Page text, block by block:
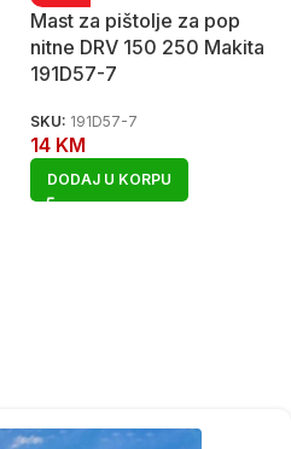
Mast za pištolje za pop
nitne DRV 150 250 Makita
191D57-7
SKU: 191D57-7
14 KM
DODAJ U KORPU